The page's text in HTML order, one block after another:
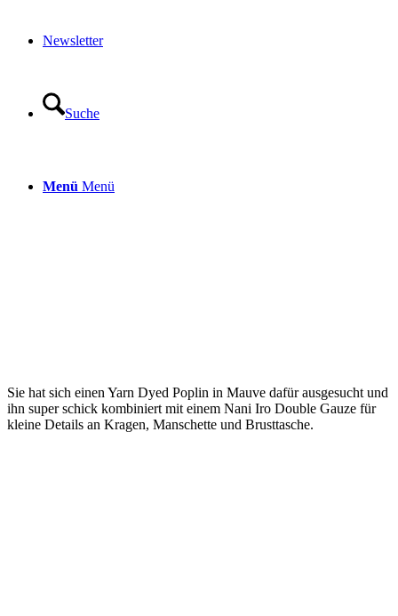
Newsletter
Suche
Menü Menü
Sie hat sich einen Yarn Dyed Poplin in Mauve dafür ausgesucht und
ihn super schick kombiniert mit einem Nani Iro Double Gauze für
kleine Details an Kragen, Manschette und Brusttasche.